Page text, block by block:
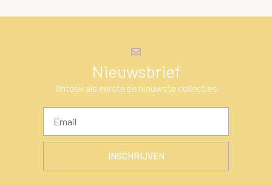
Nieuwsbrief
Ontdek als eerste de nieuwste collecties
INSCHRIJVEN